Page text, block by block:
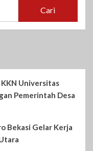
Cari
Universitas
Pemerintah Desa
Bekasi Gelar Kerja